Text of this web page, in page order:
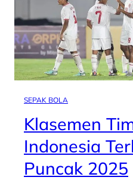
SEPAK BOLA
Klasemen
Indonesia
Puncak 2025